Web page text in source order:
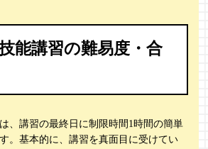
能講習の難易度・合
、講習の最終日に制限時間1時間の簡単
。基本的に、講習を真面目に受けてい